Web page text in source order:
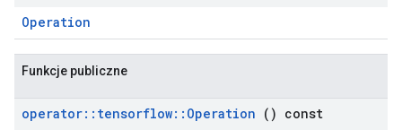
Operation
Funkcje publiczne
operator:: tensorflow:: Operation () const